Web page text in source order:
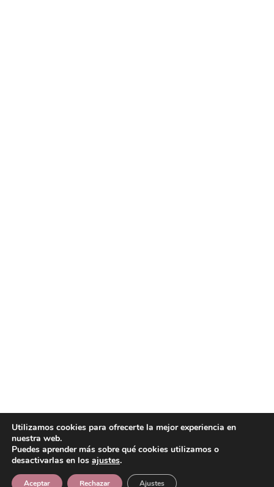
Utilizamos cookies para ofrecerte la mejor experiencia en
nuestra web.
Puedes aprender más sobre qué cookies utilizamos o
desactivarlas en los ajustes.
Aceptar Rechazar Ajustes